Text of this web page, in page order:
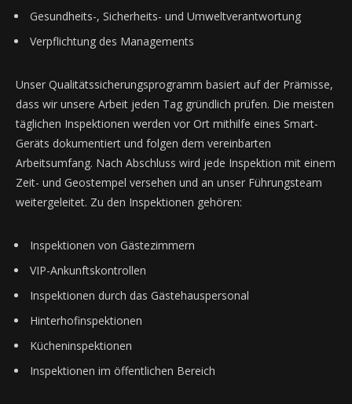
Gesundheits-, Sicherheits- und Umweltverantwortung
Verpflichtung des Managements
Unser Qualitätssicherungsprogramm basiert auf der Prämisse,
dass wir unsere Arbeit jeden Tag gründlich prüfen. Die meisten
täglichen Inspektionen werden vor Ort mithilfe eines Smart-
Geräts dokumentiert und folgen dem vereinbarten
Arbeitsumfang. Nach Abschluss wird jede Inspektion mit einem
Zeit- und Geostempel versehen und an unser Führungsteam
weitergeleitet. Zu den Inspektionen gehören:
Inspektionen von Gästezimmern
VIP-Ankunftskontrollen
Inspektionen durch das Gästehauspersonal
Hinterhofinspektionen
Kücheninspektionen
Inspektionen im öffentlichen Bereich